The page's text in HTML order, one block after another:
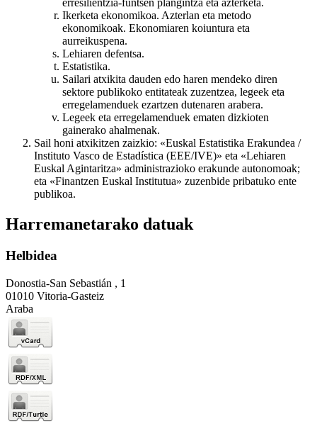
erresilientzia-funtsen plangintza eta azterketa.
Ikerketa ekonomikoa. Azterlan eta metodo
ekonomikoak. Ekonomiaren koiuntura eta
aurreikuspena.
Lehiaren defentsa.
Estatistika.
Sailari atxikita dauden edo haren mendeko diren
sektore publikoko entitateak zuzentzea, legeek eta
erregelamenduek ezartzen dutenaren arabera.
Legeek eta erregelamenduek ematen dizkioten
gainerako ahalmenak.
Sail honi atxikitzen zaizkio: «Euskal Estatistika Erakundea /
Instituto Vasco de Estadística (EEE/IVE)» eta «Lehiaren
Euskal Agintaritza» administrazioko erakunde autonomoak;
eta «Finantzen Euskal Institutua» zuzenbide pribatuko ente
publikoa.
Harremanetarako datuak
Helbidea
Donostia-San Sebastián , 1
01010 Vitoria-Gasteiz
Araba